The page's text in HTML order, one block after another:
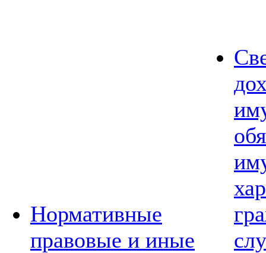
Нормативные
правовые и иные